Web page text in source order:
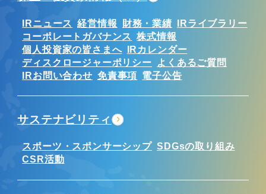
IRニュース 経営情報 財務・業績 IRライブラリー
コーポレートガバナンス 株式情報
個人投資家の皆さまへ IRカレンダー
ディスクロージャーポリシー
よくあるご質問
IRお問い合わせ 免責事項 電子公告
サステナビリティ
スポーツ・スポンサーシップ SDGsの取り組み
CSR活動